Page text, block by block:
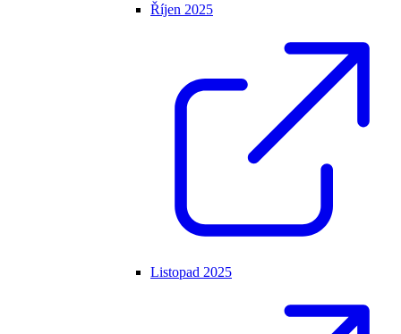
Říjen 2025
Listopad 2025